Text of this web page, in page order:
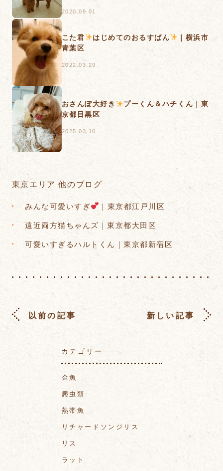
2020.09.01
こた君 はじめてのおるすばん
｜横浜市
青葉区
2022.03.29
おさんぽ大好き
プーくん＆ハチくん｜東
京都目黒区
2025.03.10
東京エリア 他のブログ
みんな可愛いすぎ ｜東京都江戸川区
遠近両方猫ちゃんズ｜東京都大田区
可愛いすぎるハルトくん｜東京都新宿区
以前の記事 新しい記事
カテゴリー
金魚
爬虫類
熱帯魚
リチャードソンジリス
リス
ラット